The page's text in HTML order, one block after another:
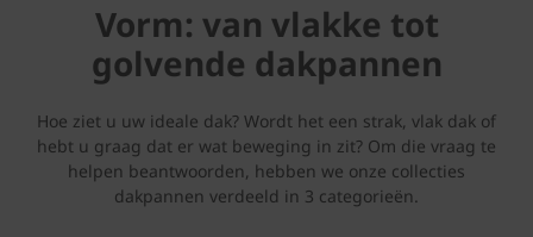
Vorm: van vlakke tot
golvende dakpannen
Hoe ziet u uw ideale dak? Wordt het een strak, vlak dak of
hebt u graag dat er wat beweging in zit? Om die vraag te
helpen beantwoorden, hebben we onze collecties
dakpannen verdeeld in 3 categorieën.